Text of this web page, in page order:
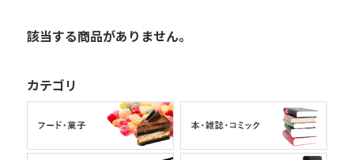
該当する商品がありません。
カテゴリ